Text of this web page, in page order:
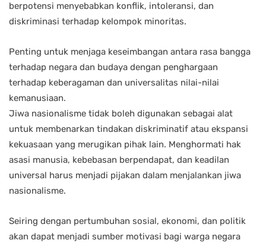
berpotensi menyebabkan konflik, intoleransi, dan
diskriminasi terhadap kelompok minoritas.
Penting untuk menjaga keseimbangan antara rasa bangga
terhadap negara dan budaya dengan penghargaan
terhadap keberagaman dan universalitas nilai-nilai
kemanusiaan.
Jiwa nasionalisme tidak boleh digunakan sebagai alat
untuk membenarkan tindakan diskriminatif atau ekspansi
kekuasaan yang merugikan pihak lain. Menghormati hak
asasi manusia, kebebasan berpendapat, dan keadilan
universal harus menjadi pijakan dalam menjalankan jiwa
nasionalisme.
Seiring dengan pertumbuhan sosial, ekonomi, dan politik
akan dapat menjadi sumber motivasi bagi warga negara